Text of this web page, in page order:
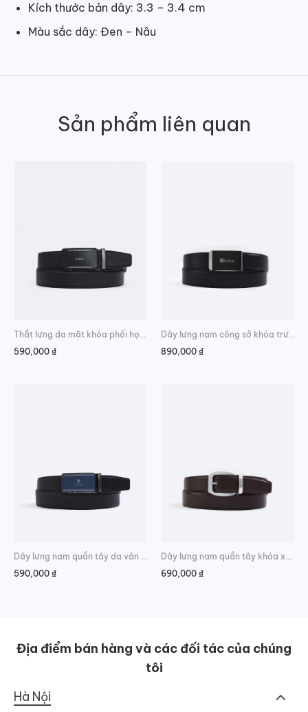
Kích thước bản dây: 3.3 – 3.4 cm
Màu sắc dây: Đen – Nâu
Sản phẩm liên quan
Thắt lưng da mặt khóa phối họa tiết Greek Key
590,000 ₫
Dây lưng nam công sở khóa trượt lịch lãm
890,000 ₫
590,000 ₫
690,000 ₫
Địa điểm bán hàng và các đối tác của chúng
tôi
Hà Nội